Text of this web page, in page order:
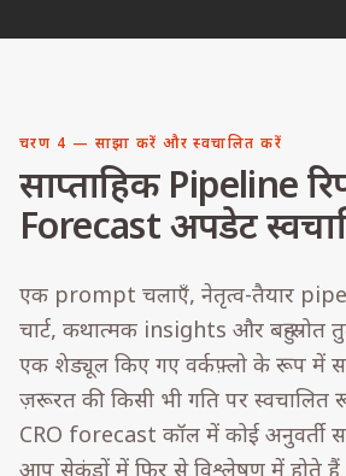
चरण 4 — साझा करें और स्वचालित करें
साप्ताहिक Pipeline
Forecast अपडेट
एक prompt चलाएँ, नेतृत्व-तैयार
चार्ट, कथात्मक insights और बहु-
एक शेड्यूल किए गए वर्कफ़्लो के रूप
ज़रूरत की किसी भी गति पर
CRO forecast कॉल में कोई अनुवर्ती